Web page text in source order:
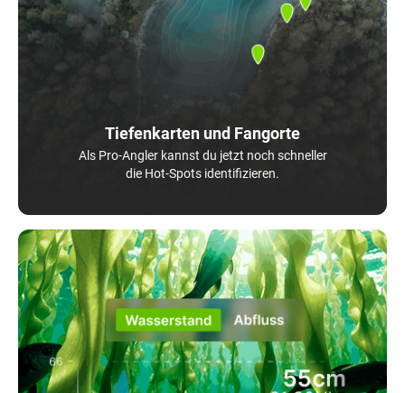
Tiefenkarten und Fangorte
Als Pro-Angler kannst du jetzt noch schneller
die Hot-Spots identifizieren.